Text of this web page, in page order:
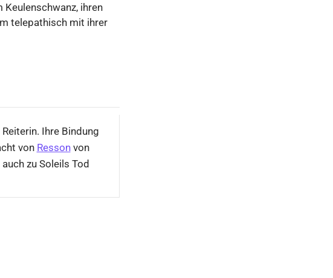
Keulenschwanz, ihren
telepathisch mit ihrer
Ihre Bindung
von Ressonvon
zu Soleils Tod